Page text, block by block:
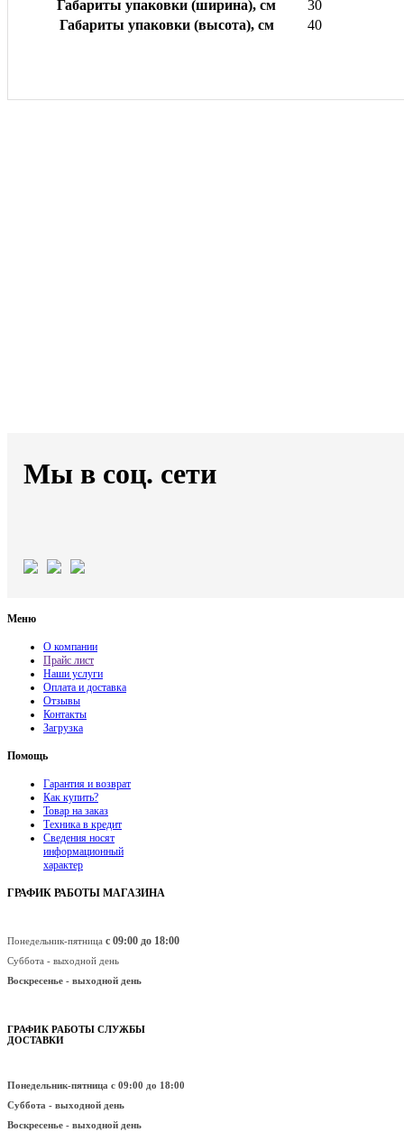
Габариты упаковки (ширина), см
30
Габариты упаковки (высота), см
40
Мы в соц. сети
Меню
О компании
Прайс лист
Наши услуги
Оплата и доставка
Отзывы
Контакты
Загрузка
Помощь
Гарантия и возврат
Как купить?
Товар на заказ
Техника в кредит
Сведения носят
информационный
характер
ГРАФИК РАБОТЫ МАГАЗИНА
Понедельник-пятница с 09:00 до 18:00
Суббота - выходной день
Воскресенье - выходной день
ГРАФИК РАБОТЫ СЛУЖБЫ
ДОСТАВКИ
Понедельник-пятница с 09:00 до 18:00
Суббота - выходной день
Воскресенье - выходной день